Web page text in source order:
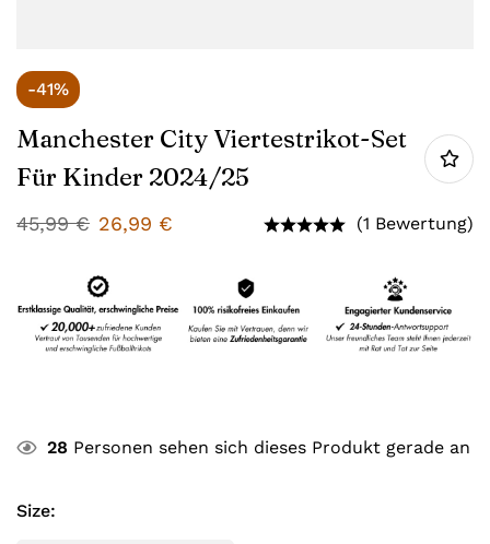
-41%
Manchester City Viertestrikot-Set
Für Kinder 2024/25
45,99€ 26,99 € (1 Bewertung)
28 Personen sehen sich dieses Produkt gerade an
Size: